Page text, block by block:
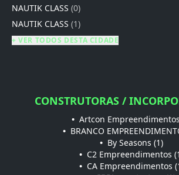
NAUTIK CLASS (0)
NAUTIK CLASS (1)
+ VER TODOS DESTA CIDADE
CONSTRUTORAS /
• Artcon
• BRANCO
• By Seasons (1)
• C2 Empreendimentos
• CA Empreendimentos